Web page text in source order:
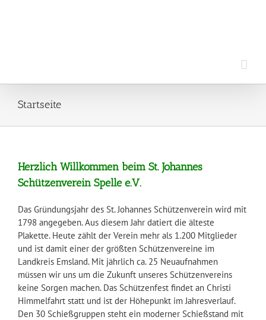
Startseite
Herzlich Willkommen beim St. Johannes
Schützenverein Spelle e.V.
Das Gründungsjahr des St. Johannes Schützenverein wird mit
1798 angegeben. Aus diesem Jahr datiert die älteste
Plakette. Heute zählt der Verein mehr als 1.200 Mitglieder
und ist damit einer der größten Schützenvereine im
Landkreis Emsland. Mit jährlich ca. 25 Neuaufnahmen
müssen wir uns um die Zukunft unseres Schützenvereins
keine Sorgen machen. Das Schützenfest findet an Christi
Himmelfahrt statt und ist der Höhepunkt im Jahresverlauf.
Den 30 Schießgruppen steht ein moderner Schießstand mit